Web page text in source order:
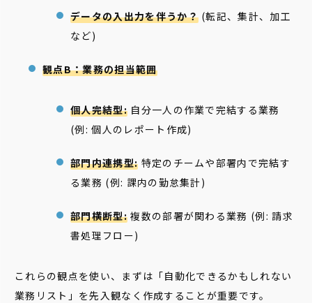
データの入出力を伴うか？(転記、集計、加工
など)
観点B：業務の担当範囲
個人完結型:自分一人の作業で完結する業務
(例: 個人のレポート作成)
部門内連携型: 特定のチームや部署内で完結す
る業務 (例: 課内の勤怠集計)
部門横断型:複数の部署が関わる業務 (例: 請求
書処理フロー)
これらの観点を使い、まずは「自動化できるかもしれない
業務リスト」を先入観なく作成することが重要です。